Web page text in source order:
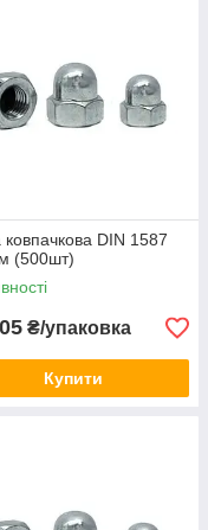
ковпачкова DIN 1587
(500шт)
₴/упаковка
Купити